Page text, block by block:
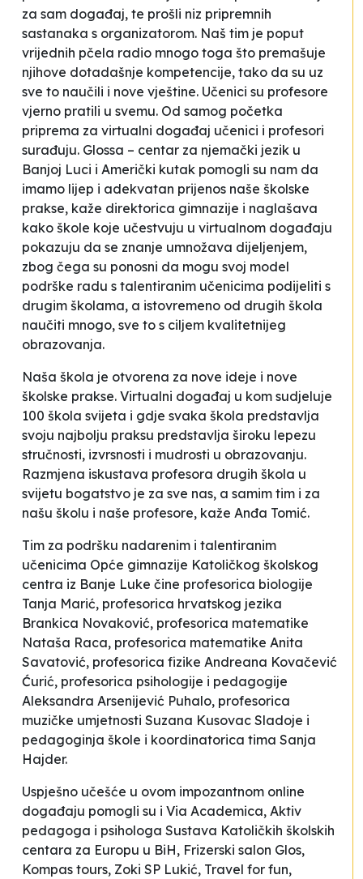
za sam događaj, te prošli niz pripremnih
sastanaka s organizatorom. Naš tim je poput
vrijednih pčela radio mnogo toga što premašuje
njihove dotadašnje kompetencije, tako da su uz
sve to naučili i nove vještine. Učenici su profesore
vjerno pratili u svemu. Od samog početka
priprema za virtualni događaj učenici i profesori
surađuju. Glossa – centar za njemački jezik u
Banjoj Luci i Američki kutak pomogli su nam da
imamo lijep i adekvatan prijenos naše školske
prakse, kaže direktorica gimnazije i naglašava
kako škole koje učestvuju u virtualnom događaju
pokazuju da se znanje umnožava dijeljenjem,
zbog čega su ponosni da mogu svoj model
podrške radu s talentiranim učenicima podijeliti s
drugim školama, a istovremeno od drugih škola
naučiti mnogo, sve to s ciljem kvalitetnijeg
obrazovanja.
Naša škola je otvorena za nove ideje i nove
školske prakse. Virtualni događaj u kom sudjeluje
100 škola svijeta i gdje svaka škola predstavlja
svoju najbolju praksu predstavlja široku lepezu
stručnosti, izvrsnosti i mudrosti u obrazovanju.
Razmjena iskustava profesora drugih škola u
svijetu bogatstvo je za sve nas, a samim tim i za
našu školu i naše profesore, kaže Anđa Tomić.
Tim za podršku nadarenim i talentiranim
učenicima Opće gimnazije Katoličkog školskog
centra iz Banje Luke čine profesorica biologije
Tanja Marić, profesorica hrvatskog jezika
Brankica Novaković, profesorica matematike
Nataša Raca, profesorica matematike Anita
Savatović, profesorica fizike Andreana Kovačević
Ćurić, profesorica psihologije i pedagogije
Aleksandra Arsenijević Puhalo, profesorica
muzičke umjetnosti Suzana Kusovac Sladoje i
pedagoginja škole i koordinatorica tima Sanja
Hajder.
Uspješno učešće u ovom impozantnom online
događaju pomogli su i Via Academica, Aktiv
pedagoga i psihologa Sustava Katoličkih školskih
centara za Europu u BiH, Frizerski salon Glos,
Kompas tours, Zoki SP Lukić, Travel for fun,